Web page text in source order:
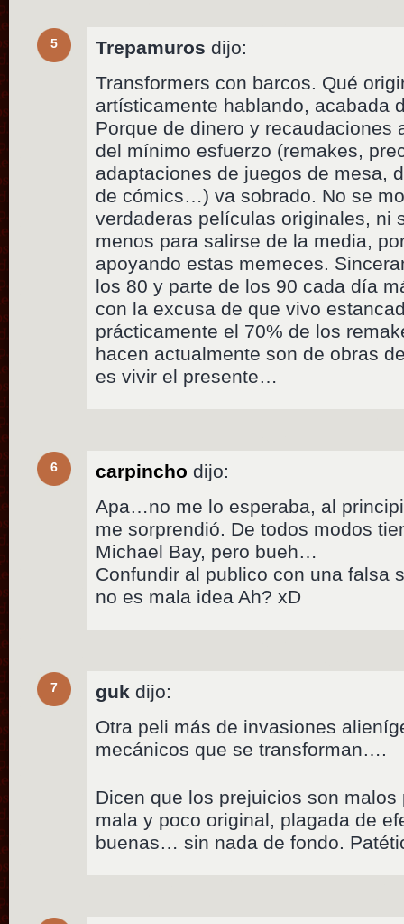
5 Trepamuros dijo:
Transformers con barcos. Qué
artísticamente hablando, acabada
Porque de dinero y recaudaciones
del mínimo esfuerzo (remakes,
adaptaciones de juegos de mesa,
de cómics…) va sobrado. No se
verdaderas películas originales, ni
menos para salirse de la media,
apoyando estas memeces.
los 80 y parte de los 90 cada día
con la excusa de que vivo
prácticamente el 70% de los
hacen actualmente son de obras
es vivir el presente…
6 carpincho dijo:
Apa…no me lo esperaba, al
me sorprendió. De todos modos
Michael Bay, pero bueh…
Confundir al publico con una falsa
no es mala idea Ah? xD
7 guk dijo:
Otra peli más de invasiones
mecánicos que se transforman….
Dicen que los prejuicios son
mala y poco original, plagada de
buenas… sin nada de fondo.